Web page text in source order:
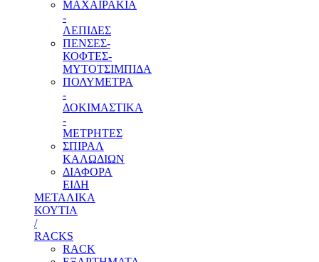
ΜΑΧΑΙΡΑΚΙΑ
-
ΛΕΠΙΔΕΣ
ΠΕΝΣΕΣ-
ΚΟΦΤΕΣ-
ΜΥΤΟΤΣΙΜΠΙΔΑ
ΠΟΛΥΜΕΤΡΑ
-
ΔΟΚΙΜΑΣΤΙΚΑ
-
ΜΕΤΡΗΤΕΣ
ΣΠΙΡΑΛ
ΚΑΛΩΔΙΩΝ
ΔΙΑΦΟΡΑ
ΕΙΔΗ
ΜΕΤΑΛΙΚΑ
ΚΟΥΤΙΑ
/
RACKS
RACK